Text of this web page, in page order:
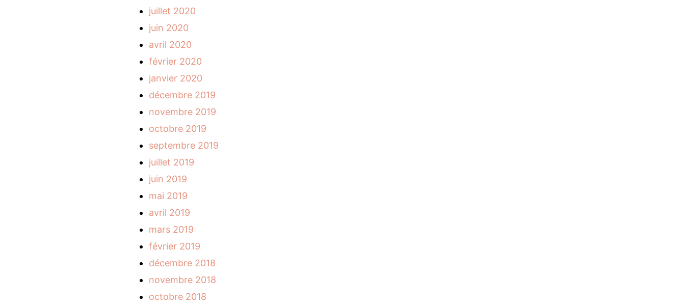
juillet 2020
juin 2020
avril 2020
février 2020
janvier 2020
décembre 2019
novembre 2019
octobre 2019
septembre 2019
juillet 2019
juin 2019
mai 2019
avril 2019
mars 2019
février 2019
décembre 2018
novembre 2018
octobre 2018